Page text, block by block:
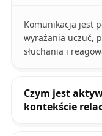
Komunikacja jest
wyrażania uczuć,
słuchania i
Czym jest
kontekście